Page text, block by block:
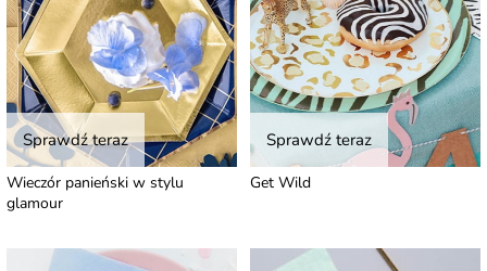
Sprawdź teraz
Wieczór panieński w stylu
glamour
Sprawdź teraz
Get Wild